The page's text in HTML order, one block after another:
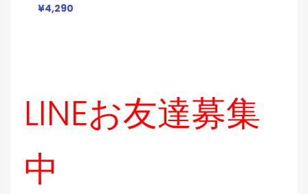
¥4,290
LINEお友達募集
中